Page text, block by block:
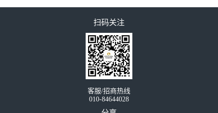
扫码关注
客服/招商热线
010-84644028